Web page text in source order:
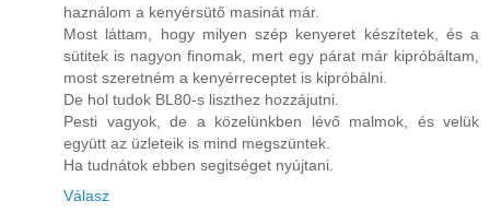
haználom a kenyérsütő masinát már.
Most láttam, hogy milyen szép kenyeret készítetek, és a
sütitek is nagyon finomak, mert egy párat már kipróbáltam,
most szeretném a kenyérreceptet is kipróbálni.
De hol tudok BL80-s liszthez hozzájutni.
Pesti vagyok, de a közelünkben lévő malmok, és velük
együtt az üzleteik is mind megszüntek.
Ha tudnátok ebben segitséget nyújtani.
Válasz